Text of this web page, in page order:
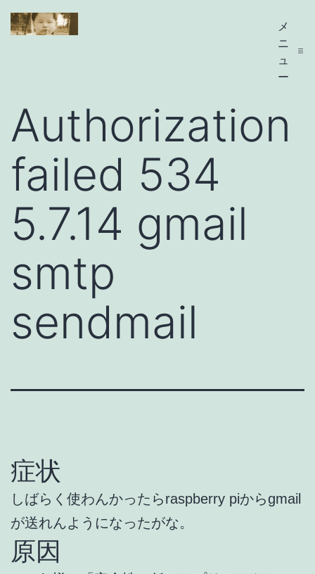
コ
ン
sGG's
メ
ニ
ュ
ー
Authorization
failed 534
5.7.14 gmail
smtp
sendmail
症状
しばらく使わんかったらraspberry piからgmail
が送れんようになったがな。
原因